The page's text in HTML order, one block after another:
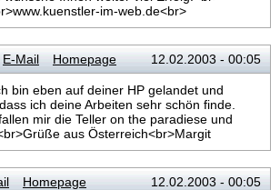
im-web.de<br>
E-Mail Homepage 12.02.2003 - 00:05
bin eben auf deiner HP gelandet und
ich deine Arbeiten sehr schön finde.
mir die Teller on the paradiese und
aus Österreich<br>Margit
Homepage 12.02.2003 - 00:05